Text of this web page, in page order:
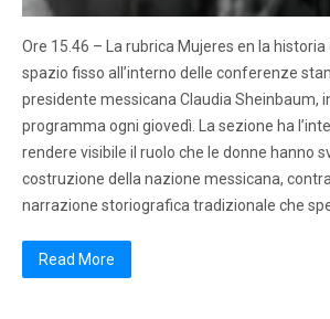
Ore 15.46 – La rubrica Mujeres en la
spazio fisso all’interno delle conferenze
presidente messicana Claudia Sheinbaum,
programma ogni giovedì. La sezione ha
rendere visibile il ruolo che le donne hanno
costruzione della nazione messicana,
narrazione storiografica tradizionale che
Read More